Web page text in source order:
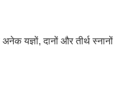
यज्ञों, दानों और तीर्थ स्नानों